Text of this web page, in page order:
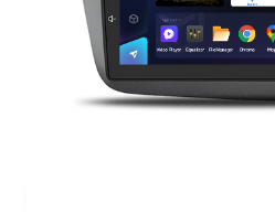
Navigatii Fiat
Navigatii Nissan
Navigatii Citroen